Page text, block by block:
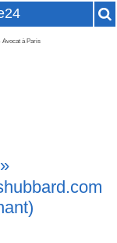
Avocat à Paris
.com